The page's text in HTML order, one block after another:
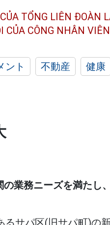
TỔNG LIÊN ĐOÀN
CỦA CÔNG NHÂN
ント 不動産 健康
業務ニーズを満たし
るサパ区(旧サパ町)の